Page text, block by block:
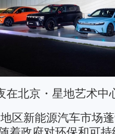
在北京・星地艺术中
区新能源汽车市场